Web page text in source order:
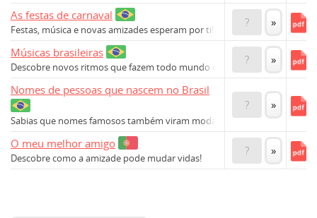
As festas de carnaval
Festas, música e novas amizades esperam por ti!
? »
Músicas brasileiras
Descobre novos ritmos que fazem todo mundo dançar!
? »
Nomes de pessoas que nascem no Brasil
Sabias que nomes famosos também viram moda aqui?
? »
O meu melhor amigo
Descobre como a amizade pode mudar vidas!
? »